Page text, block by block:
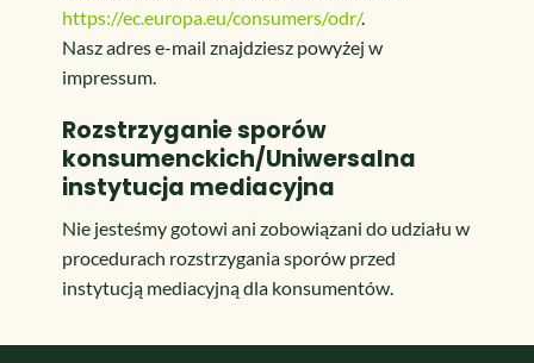
https://ec.europa.eu/consumers/odr/.
Nasz adres e-mail znajdziesz powyżej w
impressum.
Rozstrzyganie sporów
konsumenckich/Uniwersalna
instytucja mediacyjna
Nie jesteśmy gotowi ani zobowiązani do udziału w
procedurach rozstrzygania sporów przed
instytucją mediacyjną dla konsumentów.